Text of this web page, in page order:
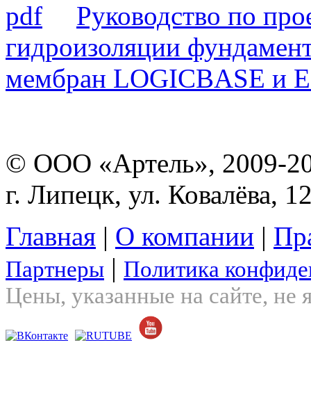
Руководство по
гидроизоляции
мембран LOGICBASE и
© ООО «Артель», 2009-
г. Липецк, ул. Ковалёва,
Главная | О компании |
Партнеры | Политика
Цены, указанные на сайте, не